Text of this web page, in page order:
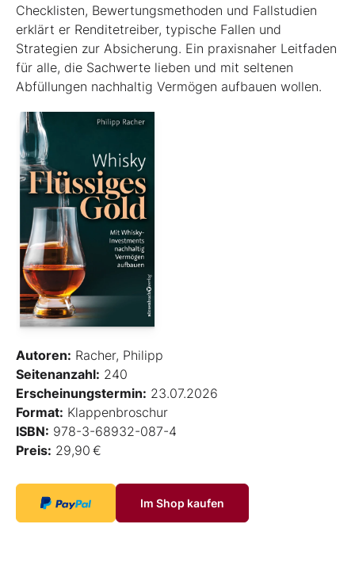
Checklisten, Bewertungsmethoden und Fallstudien
erklärt er Renditetreiber, typische Fallen und
Strategien zur Absicherung. Ein praxisnaher Leitfaden
für alle, die Sachwerte lieben und mit seltenen
Abfüllungen nachhaltig Vermögen aufbauen wollen.
Autoren: Racher, Philipp
Seitenanzahl: 240
Erscheinungstermin: 23.07.2026
Format: Klappenbroschur
ISBN: 978-3-68932-087-4
Preis: 29,90 €
Im Shop kaufen